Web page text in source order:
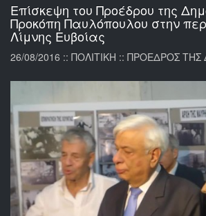
Επίσκεψη του Προέδρου της
Προκόπη Παυλόπουλου στην
Λίμνης Ευβοίας
26/08/2016 :: ΠΟΛΙΤΙΚΗ :: ΠΡΟΕΔΡΟΣ